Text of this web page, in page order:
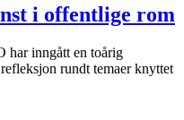
i offentlige rom
har inngått en toårig
rundt temaer knyttet